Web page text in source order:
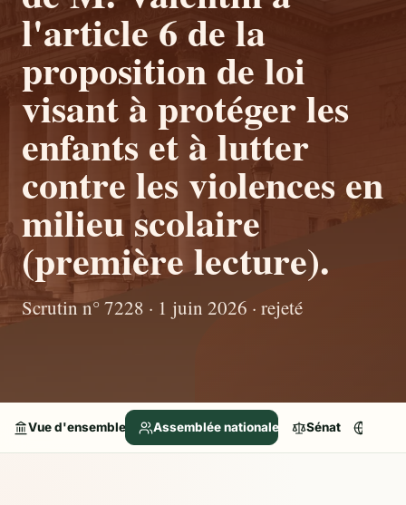
l'article 6 de la
proposition de loi
visant à protéger les
enfants et à lutter
contre les violences en
milieu scolaire
(première lecture).
Scrutin n° 7228 · 1 juin 2026 · rejeté
Vue d'ensemble Assemblée nationale Sénat